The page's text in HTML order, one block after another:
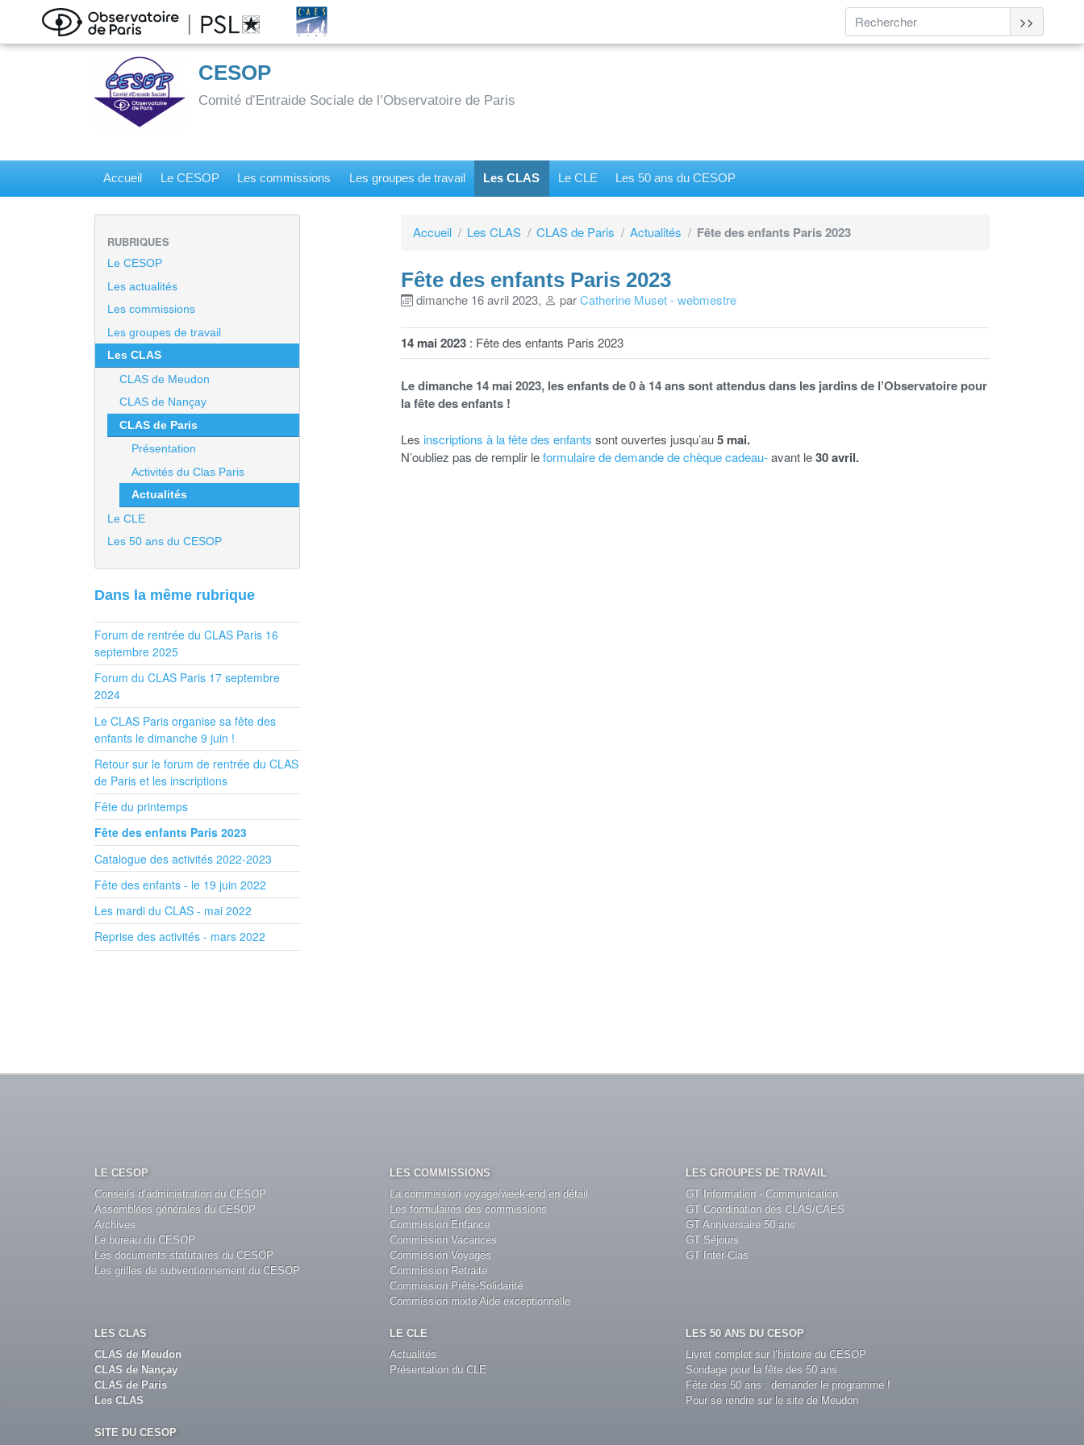
>>
CESOP
Comité d’Entraide Sociale de l’Observatoire de Paris
Accueil Le CESOP Les commissions Les groupes de travail Les CLAS Le CLE Les 50 ans du CESOP
Accueil Les CLAS CLAS de Paris Actualités Fête des enfants Paris 2023
Fête des enfants Paris 2023
dimanche 16 avril 2023, parCatherine Muset - webmestre
14 mai 2023 : Fête des enfants Paris 2023
Le dimanche 14 mai 2023, les enfants de 0 à 14 ans sont attendus dans les jardins de l’Observatoire pour
la fête des enfants !
Les inscriptions à la fête des enfants sont ouvertes jusqu’au5 mai.
N’oubliez pas de remplir leformulaire de demande de chèque cadeau-avant le30 avril.
RUBRIQUES
Le CESOP
Les actualités
Les commissions
Les groupes de travail
Les CLAS
CLAS de Meudon
CLAS de Nançay
CLAS de Paris
Présentation
Activités du Clas Paris
Actualités
Le CLE
Les 50 ans du CESOP
Dans la même rubrique
Forum de rentrée du CLAS Paris 16
septembre 2025
Forum du CLAS Paris 17 septembre
2024
Le CLAS Paris organise sa fête des
enfants le dimanche 9 juin !
Retour sur le forum de rentrée du CLAS
de Paris et les inscriptions
Fête du printemps
Fête des enfants Paris 2023
Catalogue des activités 2022-2023
Fête des enfants - le 19 juin 2022
Les mardi du CLAS - mai 2022
Reprise des activités - mars 2022
LE CESOP
Conseils d’administration du CESOP
Assemblées générales du CESOP
Archives
Le bureau du CESOP
Les documents statutaires du CESOP
Les grilles de subventionnement du CESOP
LES COMMISSIONS
La commission voyage/week-end en détail
Les formulaires des commissions
Commission Enfance
Commission Vacances
Commission Voyages
Commission Retraite
Commission Prêts-Solidarité
Commission mixte Aide exceptionnelle
LES GROUPES DE TRAVAIL
GT Information - Communication
GT Coordination des CLAS/CAES
GT Anniversaire 50 ans
GT Séjours
GT Inter-Clas
LES CLAS
CLAS de Meudon
CLAS de Nançay
CLAS de Paris
Les CLAS
LE CLE
Actualités
Présentation du CLE
LES 50 ANS DU CESOP
Livret complet sur l’histoire du CESOP
Sondage pour la fête des 50 ans
Fête des 50 ans : demander le programme !
Pour se rendre sur le site de Meudon
SITE DU CESOP